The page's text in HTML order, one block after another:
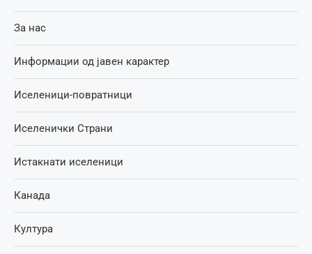
За нас
Информации од јавен карактер
Иселеници-повратници
Иселенички Страни
Истакнати иселеници
Канада
Култура